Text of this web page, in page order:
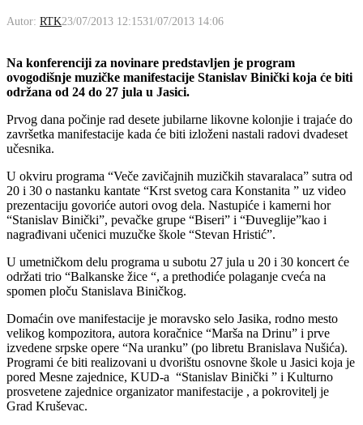
Autor: RTK23/07/2013 12:1531/07/2013 14:06
Na konferenciji za novinare predstavljen je program
ovogodišnje muzičke manifestacije Stanislav Binički koja će biti
održana od 24 do 27 jula u Jasici.
Prvog dana počinje rad desete jubilarne likovne kolonjie i trajaće do
završetka manifestacije kada će biti izloženi nastali radovi dvadeset
učesnika.
U okviru programa “Veče zavičajnih muzičkih stavaralaca” sutra od
20 i 30 o nastanku kantate “Krst svetog cara Konstanita ” uz video
prezentaciju govoriće autori ovog dela. Nastupiće i kamerni hor
“Stanislav Binički”, pevačke grupe “Biseri” i “Đuveglije”kao i
nagrađivani učenici muzučke škole “Stevan Hristić”.
U umetničkom delu programa u subotu 27 jula u 20 i 30 koncert će
održati trio “Balkanske žice “, a prethodiće polaganje cveća na
spomen ploču Stanislava Biničkog.
Domaćin ove manifestacije je moravsko selo Jasika, rodno mesto
velikog kompozitora, autora koračnice “Marša na Drinu” i prve
izvedene srpske opere “Na uranku” (po libretu Branislava Nušića).
Programi će biti realizovani u dvorištu osnovne škole u Jasici koja je
pored Mesne zajednice, KUD-a “Stanislav Binički ” i Kulturno
prosvetene zajednice organizator manifestacije , a pokrovitelj je
Grad Kruševac.